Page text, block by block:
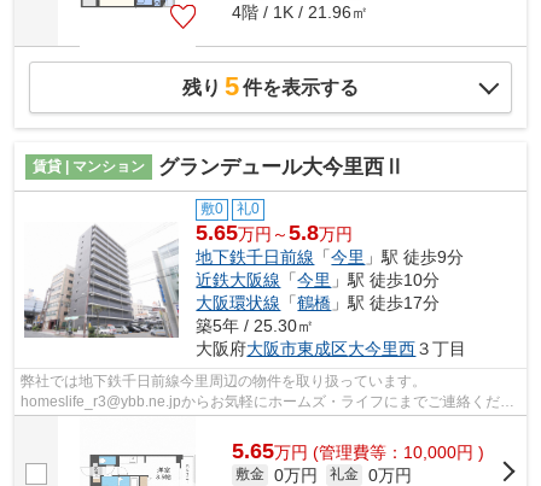
4階 / 1K / 21.96㎡
残り 5件を表示する
賃貸 | マンション グランデュール大今里西Ⅱ
敷0 礼0
5.65万円～5.8万円
地下鉄千日前線 「今里 」駅 徒歩9分
近鉄大阪線 「今里 」駅 徒歩10分
大阪環状線 「鶴橋 」駅 徒歩17分
築5年 / 25.30㎡
大阪府大阪市東成区大今里西３丁目
弊社では地下鉄千日前線今里周辺の物件を取り扱っています。
homeslife_r3@ybb.ne.jpからお気軽にホームズ・ライフにまでご連絡くださ
5.65万円 (管理費等：10,000円 )
敷金 0万円 礼金 0万円